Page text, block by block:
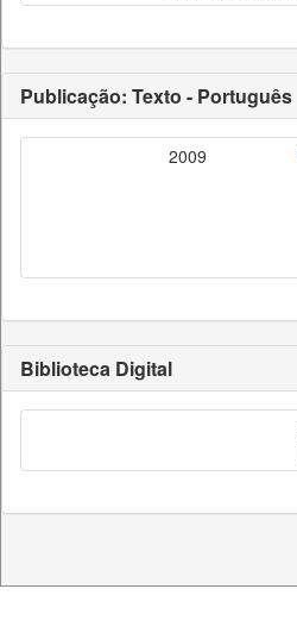
Publicação: Texto - Português
2009
Biblioteca Digital